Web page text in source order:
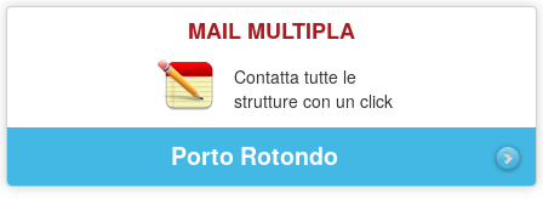
MAIL MULTIPLA
Contatta tutte le
strutture con un click
Porto Rotondo